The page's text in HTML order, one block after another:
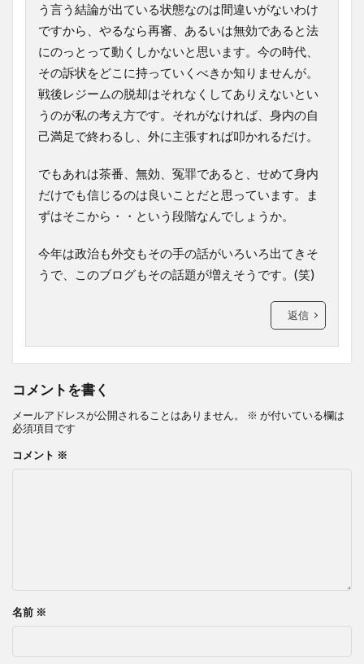
う言う結論が出ている状態なのは間違いがないわけ
ですから、やるなら再審、あるいは無効であると法
にのっとって動くしかないと思います。今の時代、
その訴状をどこに持っていくべきか知りませんが。
戦後レジームの脱却はそれなくしてありえないとい
うのが私の考え方です。それがなければ、身内の自
己満足で終わるし、外に主張すれば叩かれるだけ。
でもあれは茶番、無効、冤罪であると、せめて身内
だけでも信じるのは良いことだと思っています。ま
ずはそこから・・という段階なんでしょうか。
今年は政治も外交もその手の話がいろいろ出てきそ
うで、このブログもその話題が増えそうです。(笑)
返信
コメントを書く
メールアドレスが公開されることはありません。 ※ が付いている欄は
必須項目です
コメント ※
名前 ※